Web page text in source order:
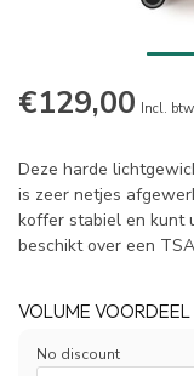
€129,00 Incl. btw
Deze harde
is zeer netjes
koffer stabiel en kunt
beschikt over een
VOLUME VOORDEEL
No discount